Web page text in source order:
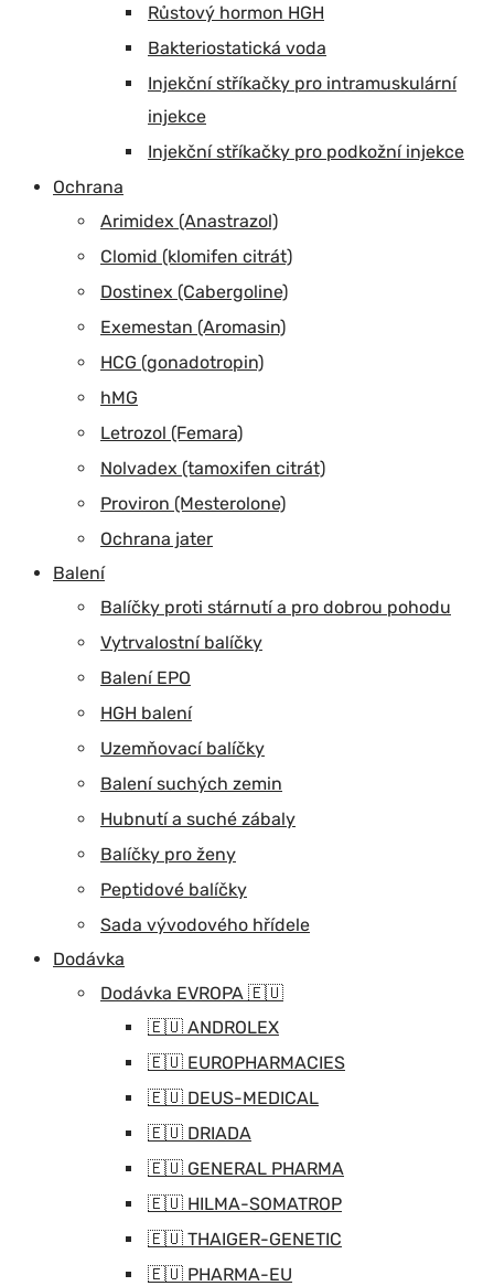
Růstový hormon HGH
Bakteriostatická voda
Injekční stříkačky pro intramuskulární
injekce
Injekční stříkačky pro podkožní injekce
Ochrana
Arimidex (Anastrazol)
Clomid (klomifen citrát)
Dostinex (Cabergoline)
Exemestan (Aromasin)
HCG (gonadotropin)
hMG
Letrozol (Femara)
Nolvadex (tamoxifen citrát)
Proviron (Mesterolone)
Ochrana jater
Balení
Balíčky proti stárnutí a pro dobrou pohodu
Vytrvalostní balíčky
Balení EPO
HGH balení
Uzemňovací balíčky
Balení suchých zemin
Hubnutí a suché zábaly
Balíčky pro ženy
Peptidové balíčky
Sada vývodového hřídele
Dodávka
Dodávka EVROPA 🇪🇺
🇪🇺 ANDROLEX
🇪🇺 EUROPHARMACIES
🇪🇺 DEUS-MEDICAL
🇪🇺 DRIADA
🇪🇺 GENERAL PHARMA
🇪🇺 HILMA-SOMATROP
🇪🇺 THAIGER-GENETIC
🇪🇺 PHARMA-EU